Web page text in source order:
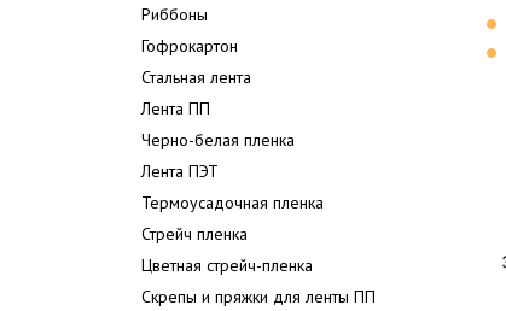
Риббоны
Гофрокартон
Стальная лента
Лента ПП
Черно-белая пленка
Лента ПЭТ
Термоусадочная пленка
Стрейч пленка
Цветная стрейч-пленка
Скрепы и пряжки для ленты ПП